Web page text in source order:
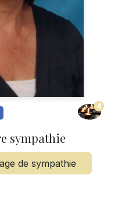
4
sympathie
de sympathie